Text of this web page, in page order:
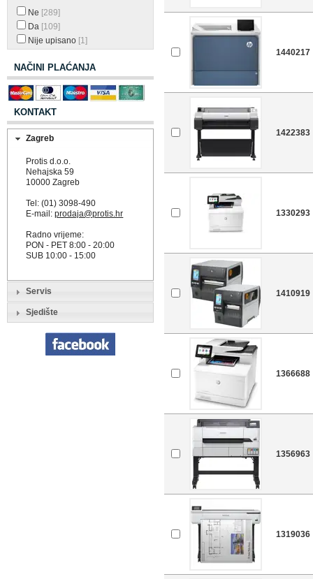
Ne [289]
Da [109]
Nije upisano [1]
NAČINI PLAĆANJA
KONTAKT
Zagreb
Protis d.o.o.
Nehajska 59
10000 Zagreb
Tel: (01) 3098-490
E-mail:prodaja@protis.hr
Radno vrijeme:
PON - PET 8:00 - 20:00
SUB 10:00 - 15:00
Servis
Sjedište
1440217
1422383
1330293
1410919
1366688
1356963
1319036